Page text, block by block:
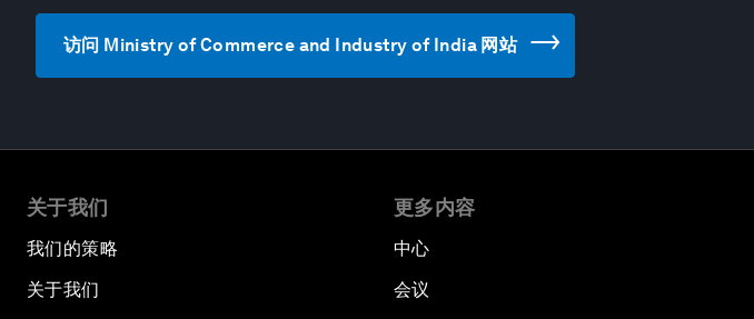
访问 Ministry of Commerce and Industry of India 网站
关于我们
我们的策略
关于我们
更多内容
中心
会议